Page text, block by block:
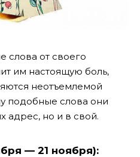
слова от своего
им настоящую боль,
неотъемлемой
подобные слова они
адрес, но и в свой.
— 21 ноября):